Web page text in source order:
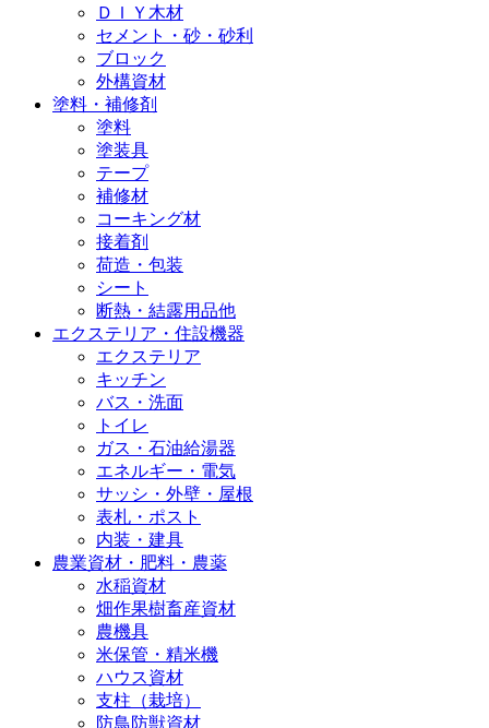
ＤＩＹ木材
セメント・砂・砂利
ブロック
外構資材
塗料・補修剤
塗料
塗装具
テープ
補修材
コーキング材
接着剤
荷造・包装
シート
断熱・結露用品他
エクステリア・住設機器
エクステリア
キッチン
バス・洗面
トイレ
ガス・石油給湯器
エネルギー・電気
サッシ・外壁・屋根
表札・ポスト
内装・建具
農業資材・肥料・農薬
水稲資材
畑作果樹畜産資材
農機具
米保管・精米機
ハウス資材
支柱（栽培）
防鳥防獣資材